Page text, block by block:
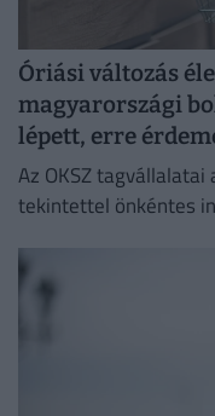
Óriási változás
magyarországi
lépett, erre
Az OKSZ
tekintettel önkéntes
működését.